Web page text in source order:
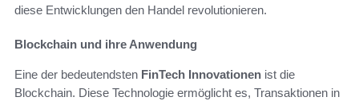
diese Entwicklungen den Handel revolutionieren.
Blockchain und ihre Anwendung
Eine der bedeutendsten FinTech Innovationen ist die
Blockchain. Diese Technologie ermöglicht es, Transaktionen in